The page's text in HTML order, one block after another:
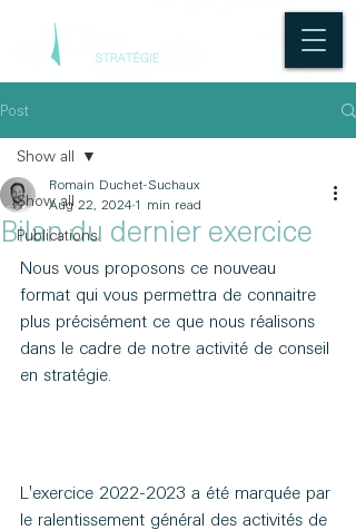
Post
Show all
Publications
Show all
Bilan du dernier exercice
Romain Duchet-Suchaux
Aug 22, 2024 1 min read
Nous vous proposons ce nouveau
format qui vous permettra de connaitre
plus précisément ce que nous réalisons
dans le cadre de notre activité de conseil
en stratégie.
L'exercice 2022-2023 a été marquée par
le ralentissement général des activités de